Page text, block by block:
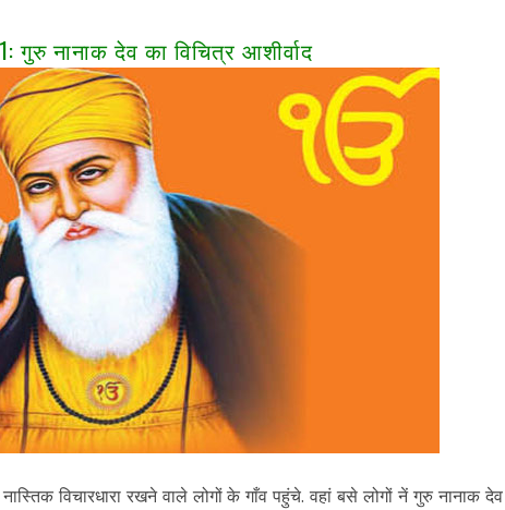
गुरु नानाक देव का विचित्र आशीर्वाद
विचारधारा रखने वाले लोगों के गाँव पहुंचे. वहां बसे लोगों नें गुरु नानाक देव